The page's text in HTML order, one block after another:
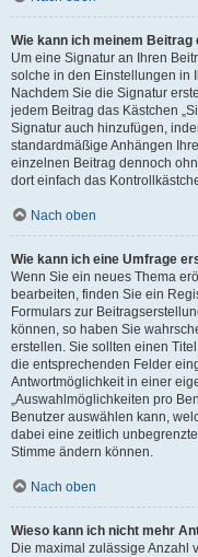
Wie kann ich meinem Beitrag
Um eine Signatur an Ihren
solche in den Einstellungen in
Nachdem Sie die Signatur
jedem Beitrag das Kästchen
Signatur auch hinzufügen,
standardmäßige Anhängen
einzelnen Beitrag dennoch
dort einfach das
Nach oben
Wie kann ich eine Umfrage
Wenn Sie ein neues Thema
bearbeiten, finden Sie ein
Formulars zur
können, so haben Sie
erstellen. Sie sollten einen
die entsprechenden Felder
Antwortmöglichkeit in einer
„Auswahlmöglichkeiten pro
Benutzer auswählen kann,
dabei eine zeitlich
Stimme ändern können.
Nach oben
Wieso kann ich nicht mehr
Die maximal zulässige Anzahl